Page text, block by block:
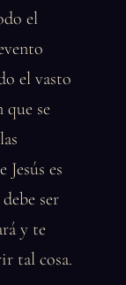
el
el vasto
se
es
ser
y te
tal cosa.